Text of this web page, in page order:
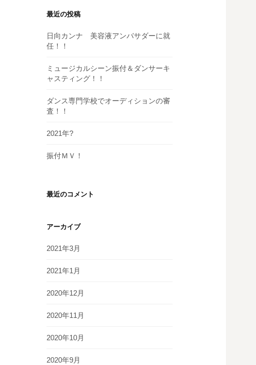
最近の投稿
日向カンナ 美容液アンバサダーに就
任！！
ミュージカルシーン振付＆ダンサーキ
ャスティング！！
ダンス専門学校でオーディションの審
査！！
2021年?
振付ＭＶ！
最近のコメント
アーカイブ
2021年3月
2021年1月
2020年12月
2020年11月
2020年10月
2020年9月